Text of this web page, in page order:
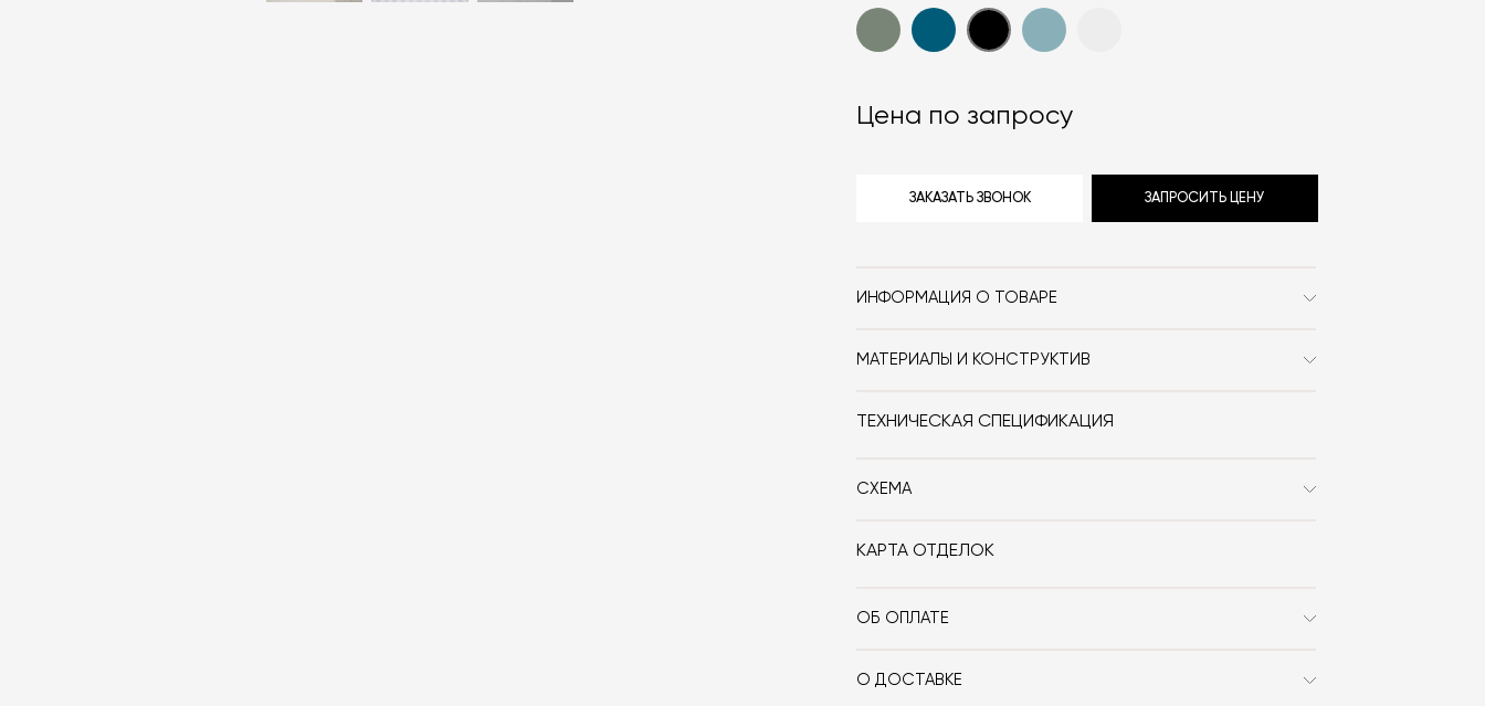
Цена по запросу
ЗАКАЗАТЬ ЗВОНОК ЗАПРОСИТЬ ЦЕНУ
ИНФОРМАЦИЯ О ТОВАРЕ
Стиль
Современный / Сканди /
3d-модель скачать
МАТЕРИАЛЫ И КОНСТРУКТИВ
ТЕХНИЧЕСКАЯ СПЕЦИФИКАЦИЯ
СХЕМА
КАРТА ОТДЕЛОК
ОБ ОПЛАТЕ
оплачиваете 100% стоимости заказа и доставки,
О ДОСТАВКЕ